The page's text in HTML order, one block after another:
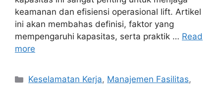
keamanan dan efisiensi operasional lift. Artikel
ini akan membahas definisi, faktor yang
mempengaruhi kapasitas, serta praktik … Read
more
Categories
Keselamatan Kerja, Manajemen Fasilitas,